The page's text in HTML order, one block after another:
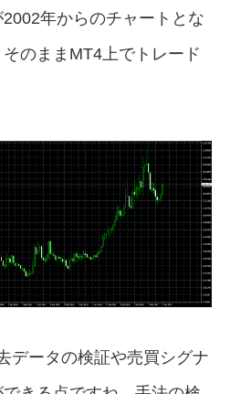
年からのチャートとな
のままMT4上でトレード
データの検証や売買シグナ